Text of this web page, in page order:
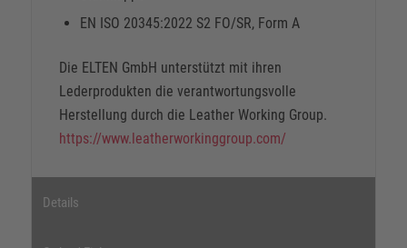
EN ISO 20345:2022 S2 FO/SR, Form A
Die ELTEN GmbH unterstützt mit ihren
Lederprodukten die verantwortungsvolle
Herstellung durch die Leather Working Group.
https://www.leatherworkinggroup.com/
Details